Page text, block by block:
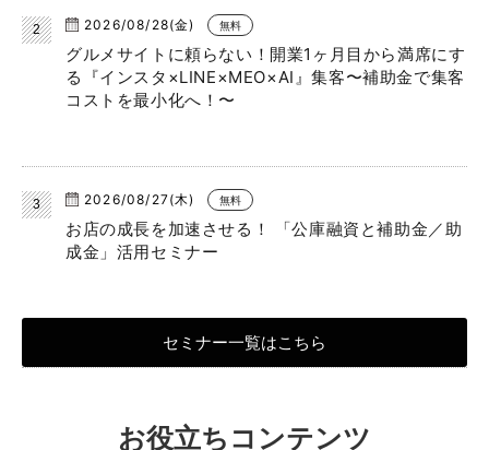
2026/08/28(金) 無料
グルメサイトに頼らない！開業1ヶ月目から満席にす
る『インスタ×LINE×MEO×AI』集客〜補助金で集客
コストを最小化へ！〜
2026/08/27(木) 無料
お店の成長を加速させる！ 「公庫融資と補助金／助
成金」活用セミナー
セミナー一覧はこちら
お役立ちコンテンツ